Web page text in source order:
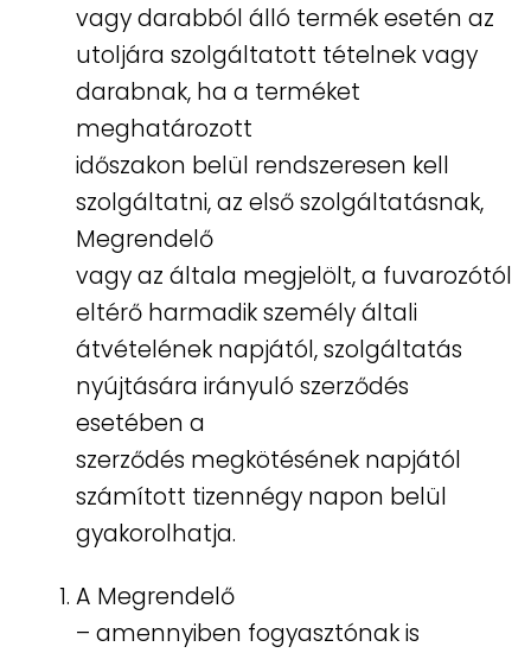
vagy darabból álló termék esetén az
utoljára szolgáltatott tételnek vagy
darabnak, ha a terméket
meghatározott
időszakon belül rendszeresen kell
szolgáltatni, az első szolgáltatásnak,
Megrendelő
vagy az általa megjelölt, a fuvarozótól
eltérő harmadik személy általi
átvételének napjától, szolgáltatás
nyújtására irányuló szerződés
esetében a
szerződés megkötésének napjától
számított tizennégy napon belül
gyakorolhatja.
A Megrendelő
– amennyiben fogyasztónak is